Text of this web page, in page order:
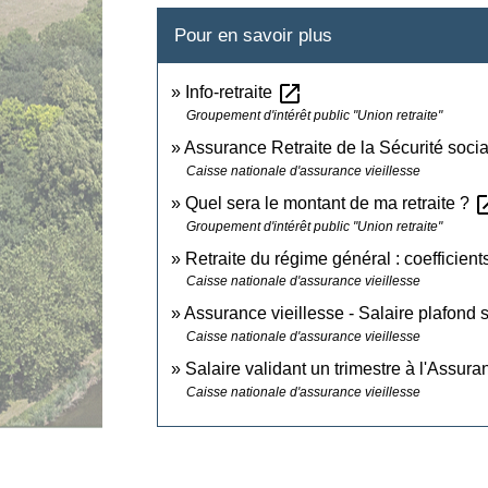
Pour en savoir plus
Info-retraite open_in_new
Groupement d'intérêt public "Union retraite"
Assurance Retraite de la Sécurité
Caisse nationale d'assurance vieillesse
Quel sera le montant de ma retraite ?
Groupement d'intérêt public "Union retraite"
Retraite du régime général :
Caisse nationale d'assurance vieillesse
Assurance vieillesse - Salaire plafond
Caisse nationale d'assurance vieillesse
Salaire validant un trimestre à
Caisse nationale d'assurance vieillesse